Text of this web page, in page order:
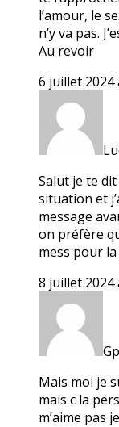
l’amour, le
n’y va pas.
Au revoir
6 juillet 2024
Salut je te
situation et
message
on préfère
mess pour la
8 juillet 2024
Mais moi je
mais c la
m’aime pas